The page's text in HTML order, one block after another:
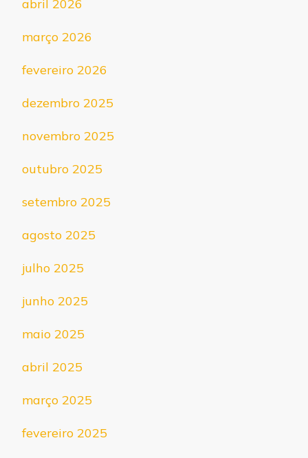
abril 2026
março 2026
fevereiro 2026
dezembro 2025
novembro 2025
outubro 2025
setembro 2025
agosto 2025
julho 2025
junho 2025
maio 2025
abril 2025
março 2025
fevereiro 2025